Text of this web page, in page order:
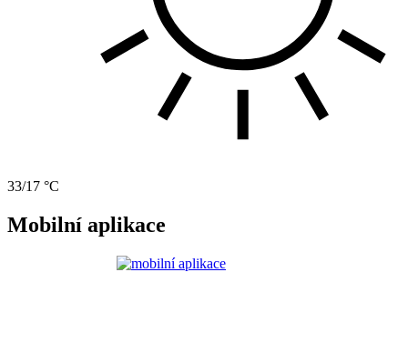
33/17 °C
Mobilní aplikace